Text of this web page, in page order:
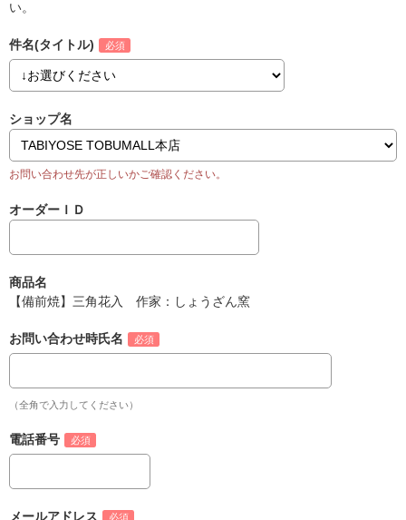
い。
件名(タイトル)
ショップ名
オーダーＩＤ
商品名
【備前焼】三角花入 作家：しょうざん窯
お問い合わせ時氏名
（全角で入力してください）
電話番号
メールアドレス